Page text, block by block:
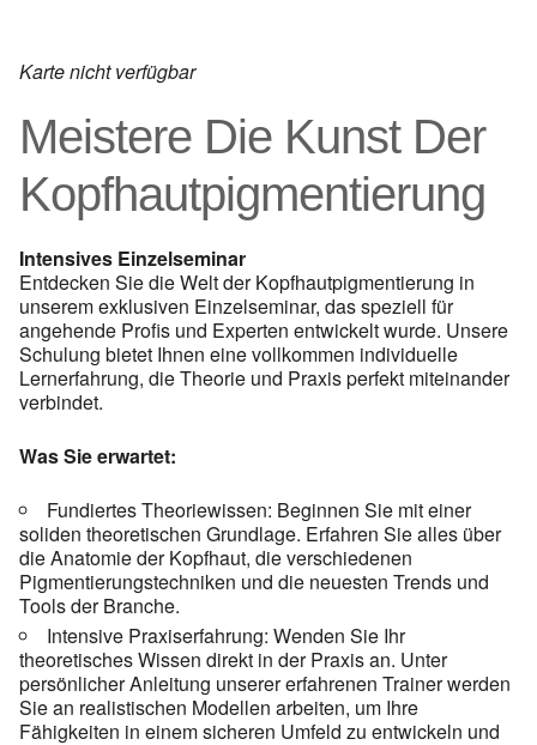
Karte nicht verfügbar
Meistere Die Kunst Der
Kopfhautpigmentierung
Intensives Einzelseminar
Entdecken Sie die Welt der Kopfhautpigmentierung in
unserem exklusiven Einzelseminar, das speziell für
angehende Profis und Experten entwickelt wurde. Unsere
Schulung bietet Ihnen eine vollkommen individuelle
Lernerfahrung, die Theorie und Praxis perfekt miteinander
verbindet.
Was Sie erwartet:
Fundiertes Theoriewissen: Beginnen Sie mit einer
soliden theoretischen Grundlage. Erfahren Sie alles über
die Anatomie der Kopfhaut, die verschiedenen
Pigmentierungstechniken und die neuesten Trends und
Tools der Branche.
Intensive Praxiserfahrung: Wenden Sie Ihr
theoretisches Wissen direkt in der Praxis an. Unter
persönlicher Anleitung unserer erfahrenen Trainer werden
Sie an realistischen Modellen arbeiten, um Ihre
Fähigkeiten in einem sicheren Umfeld zu entwickeln und